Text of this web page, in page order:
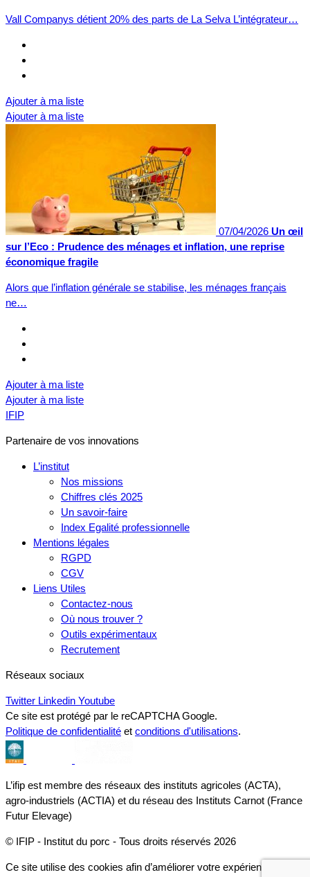
Vall Companys détient 20% des parts de La Selva L’intégrateur…
Ajouter à ma liste
Ajouter à ma liste
07/04/2026 Un œil
sur l’Eco : Prudence des ménages et inflation, une reprise
économique fragile
Alors que l’inflation générale se stabilise, les ménages français
ne…
Ajouter à ma liste
Ajouter à ma liste
IFIP
Partenaire de vos innovations
L’institut
Nos missions
Chiffres clés 2025
Un savoir-faire
Index Egalité professionnelle
Mentions légales
RGPD
CGV
Liens Utiles
Contactez-nous
Où nous trouver ?
Outils expérimentaux
Recrutement
Réseaux sociaux
Twitter Linkedin Youtube
Ce site est protégé par le reCAPTCHA Google.
Politique de confidentialité et conditions d'utilisations.
L’ifip est membre des réseaux des instituts agricoles (ACTA),
agro-industriels (ACTIA) et du réseau des Instituts Carnot (France
Futur Elevage)
© IFIP - Institut du porc - Tous droits réservés 2026
Ce site utilise des cookies afin d’améliorer votre expérience